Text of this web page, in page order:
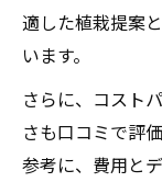
適した植栽提案
います。
さらに、コスト
さも口コミで評
参考に、費用と